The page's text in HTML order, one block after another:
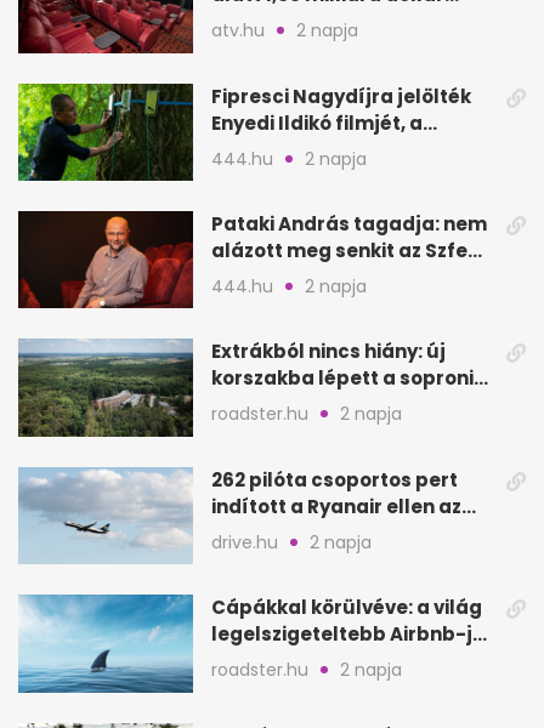
bevétel
atv.hu 2 napja
Fipresci Nagydíjra jelölték
Enyedi Ildikó filmjét, a
Csendes barátot
444.hu 2 napja
Pataki András tagadja: nem
alázott meg senkit az Szfe
felvételijén
444.hu 2 napja
Extrákból nincs hiány: új
korszakba lépett a soproni
Fagus Hotel
roadster.hu 2 napja
262 pilóta csoportos pert
indított a Ryanair ellen az
Egyesült Királyságban
drive.hu 2 napja
Cápákkal körülvéve: a világ
legelszigeteltebb Airbnb-je
a nyílt tengeren
roadster.hu 2 napja